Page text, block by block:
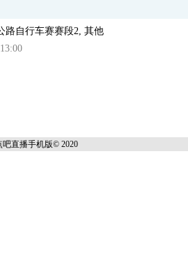
路自行车赛赛段2, 其他
吧直播手机版© 2020